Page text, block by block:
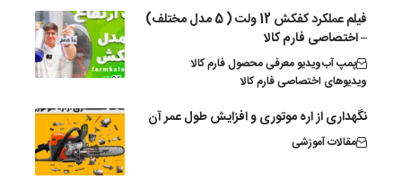
فیلم عملکرد کفکش 12 ولت ( 5 مدل مختلف)
– اختصاصی فارم کالا
پمپ آبویدیو معرفی محصول فارم کالا
ویدیوهای اختصاصی فارم کالا
نگهداری از اره موتوری و افزایش طول عمر آن
مقالات آموزشی